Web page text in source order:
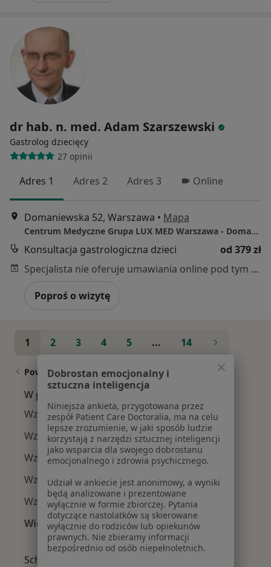
dr hab. n. med. Adam Szarszewski
Gastrolog dziecięcy
27 opinii
Adres 1 Adres 2 Adres 3 Online
Domaniewska 52, Warszawa • Mapa
Centrum Medyczne Grupa LUX MED Warszawa - Domaniewska 52
Konsultacja gastrologiczna dzieci
od 379 zł
Specjalista nie oferuje umawiania online pod tym adresem.
Poproś o wizytę
1 2 3 4 5 ... 14
Powiązane wyszukiwania
W pobliżu Warszawy
Wzdęcia w Wołominie
Wzdęcia w Piasecznie
Wzdęcia w Zielonce
Wzdęcia w Piastowie
Wzdęcia w Pruszkowie
Więcej (3)
Więcej w kategorii: W pobliżu Warszawy
Schorzenia w Warszawie
Dobrostan emocjonalny i
sztuczna inteligencja
Niniejsza ankieta, przygotowana przez
zespół Patient Care Doctoralia, ma na celu
lepsze zrozumienie, w jaki sposób ludzie
korzystają z narzędzi sztucznej inteligencji
jako wsparcia dla swojego dobrostanu
emocjonalnego i zdrowia psychicznego.
Udział w ankiecie jest anonimowy, a wyniki
będą analizowane i prezentowane
wyłącznie w formie zbiorczej. Pytania
dotyczące nastolatków są skierowane
wyłącznie do rodziców lub opiekunów
prawnych. Nie zbieramy informacji
bezpośrednio od osób niepełnoletnich.